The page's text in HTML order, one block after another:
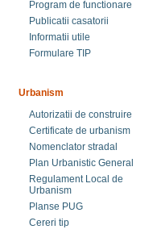
Program de functionare
Publicatii casatorii
Informatii utile
Formulare TIP
Urbanism
Autorizatii de construire
Certificate de urbanism
Nomenclator stradal
Plan Urbanistic General
Regulament Local de
Urbanism
Planse PUG
Cereri tip